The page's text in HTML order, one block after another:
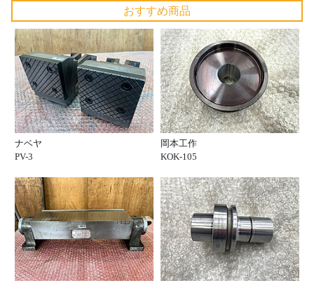
おすすめ商品
ナベヤ
PV-3
岡本工作
KOK-105